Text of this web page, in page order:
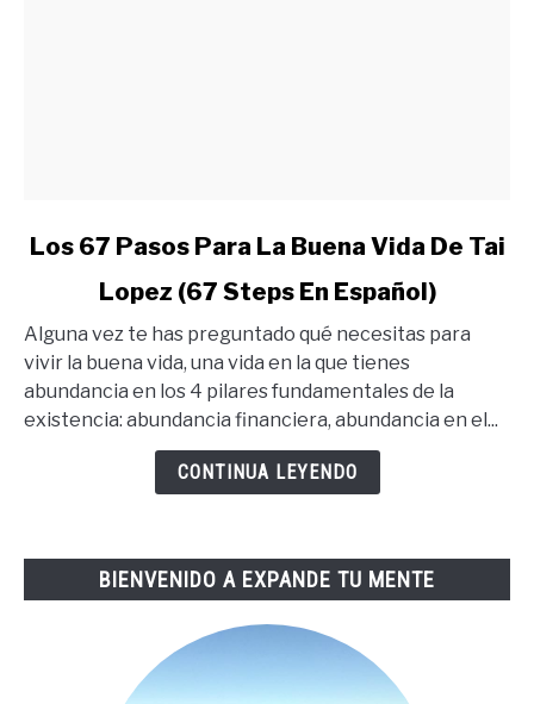
link
67
Pasos
Para
Steps
Los 67 Pasos Para La Buena Vida De Tai
Lopez (67 Steps En Español)
Alguna vez te has preguntado qué necesitas para
vivir la buena vida, una vida en la que tienes
abundancia en los 4 pilares fundamentales de la
existencia: abundancia financiera, abundancia en el...
CONTINUA LEYENDO
BIENVENIDO A EXPANDE TU MENTE